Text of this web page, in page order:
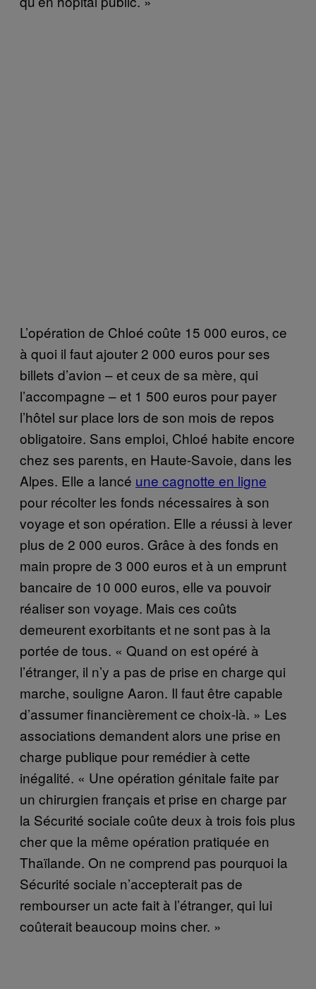
L’opération de Chloé coûte 15 000 euros, ce
à quoi il faut ajouter 2 000 euros pour ses
billets d’avion – et ceux de sa mère, qui
l’accompagne – et 1 500 euros pour payer
l’hôtel sur place lors de son mois de repos
obligatoire. Sans emploi, Chloé habite encore
chez ses parents, en Haute-Savoie, dans les
Alpes. Elle a lancé une cagnotte en ligne
pour récolter les fonds nécessaires à son
voyage et son opération. Elle a réussi à lever
plus de 2 000 euros. Grâce à des fonds en
main propre de 3 000 euros et à un emprunt
bancaire de 10 000 euros, elle va pouvoir
réaliser son voyage. Mais ces coûts
demeurent exorbitants et ne sont pas à la
portée de tous. « Quand on est opéré à
l’étranger, il n’y a pas de prise en charge qui
marche, souligne Aaron. Il faut être capable
d’assumer financièrement ce choix-là. » Les
associations demandent alors une prise en
charge publique pour remédier à cette
inégalité. « Une opération génitale faite par
un chirurgien français et prise en charge par
la Sécurité sociale coûte deux à trois fois plus
cher que la même opération pratiquée en
Thaïlande. On ne comprend pas pourquoi la
Sécurité sociale n’accepterait pas de
rembourser un acte fait à l’étranger, qui lui
coûterait beaucoup moins cher. »